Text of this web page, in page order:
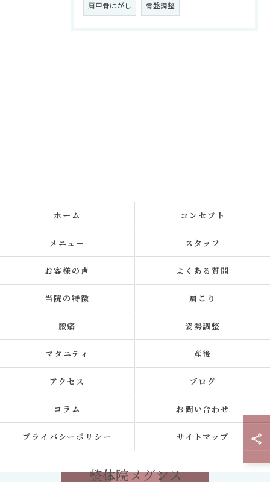
肩甲骨はがし 骨盤調整
ホーム コンセプト
メニュー スタッフ
お客様の声 よくある質問
当院の特徴 肩こり
腰痛 姿勢調整
マタニティ 産後
アクセス ブログ
コラム お問い合わせ
プライバシーポリシー サイトマップ